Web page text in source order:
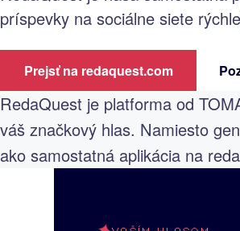
príspevky na sociálne siete
Prejsť na redaquest.com
RedaQuest je platforma od
váš značkový hlas. Namiesto
ako samostatná aplikácia na